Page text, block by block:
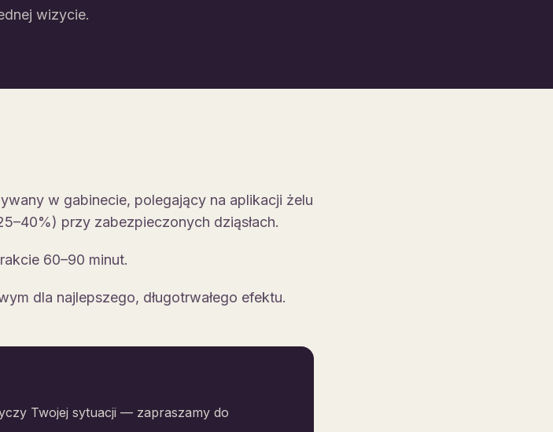
wizycie.
w gabinecie, polegający na aplikacji żelu
przy zabezpieczonych dziąsłach.
60–90 minut.
dla najlepszego, długotrwałego efektu.
Twojej sytuacji — zapraszamy do